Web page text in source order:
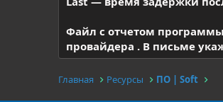
Файл с отчетом
провайдера . В письме
Главная Ресурсы ПО | Soft